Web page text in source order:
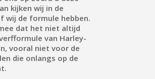
kijken wij in de
wij de formule hebben.
dat het niet altijd
van Harley-
vooral niet voor de
die onlangs op de